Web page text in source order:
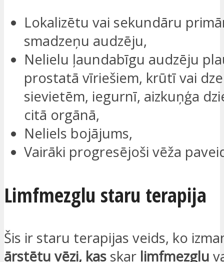
Lokalizētu vai sekundāru
smadzeņu audzēju,
Nelielu ļaundabīgu audzēju
prostatā vīriešiem, krūtī vai
sievietēm, iegurnī, aizkuņģa
citā orgānā,
Neliels bojājums,
Vairāki progresējoši vēža
Limfmezglu staru terapija
Šis ir staru terapijas veids, ko
ārstētu vēzi, kas skar limfmezglu